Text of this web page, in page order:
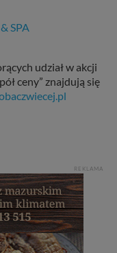
SPA
udział w akcji
ceny” znajdują się
REKLAMA